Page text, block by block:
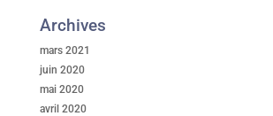
Archives
mars 2021
juin 2020
mai 2020
avril 2020